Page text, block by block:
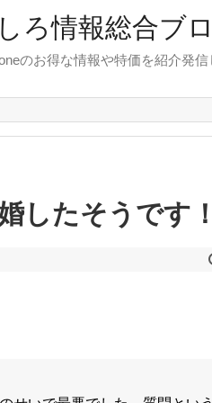
ろ情報総合ブ
のお得な情報や特価を紹介発
したそうです！